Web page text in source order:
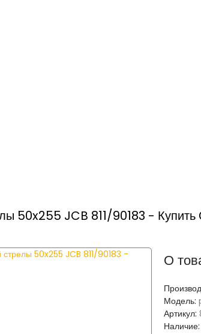
50x255 JCB 811/90183 - Купить
О
Модель:
Артикул:
Наличие: